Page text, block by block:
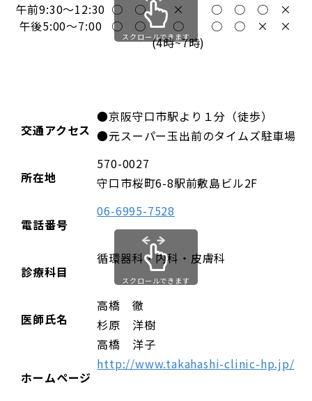
午前9:30～12:30 ○ ○ × ○ ○ ○
×
午後5:00～7:00
○ ○
○
(4時~7時)
○ ○ × ×
スクロールできます
交通アクセス
●京阪守口市駅より１分（徒歩）
●元スーパー玉出前のタイムズ駐車場の
所在地
570-0027
守口市桜町6-8駅前敷島ビル2F
電話番号
06-6995-7528
診療科目
循環器科・内科・皮膚科
医師氏名
高橋 徹
杉原 洋樹
高橋 洋子
ホームページ
http://www.takahashi-clinic-hp.jp/
スクロールできます